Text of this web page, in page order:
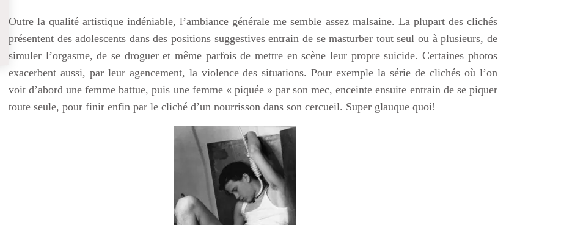
Outre la qualité artistique indéniable, l’ambiance générale me semble assez malsaine. La plupart des clichés
présentent des adolescents dans des positions suggestives entrain de se masturber tout seul ou à plusieurs, de
simuler l’orgasme, de se droguer et même parfois de mettre en scène leur propre suicide. Certaines photos
exacerbent aussi, par leur agencement, la violence des situations. Pour exemple la série de clichés où l’on
voit d’abord une femme battue, puis une femme « piquée » par son mec, enceinte ensuite entrain de se piquer
toute seule, pour finir enfin par le cliché d’un nourrisson dans son cercueil. Super glauque quoi!